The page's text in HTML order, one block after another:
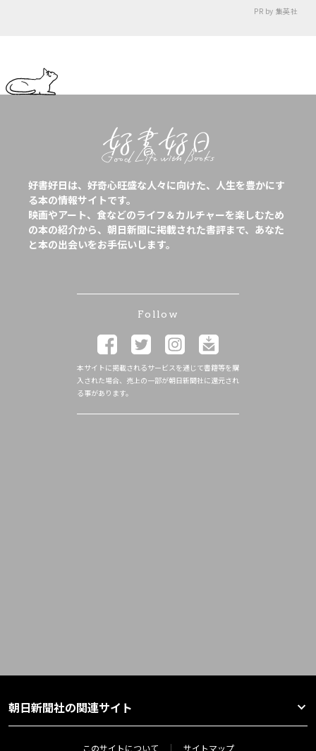
PR by 集英社
好書好日は、好奇心旺盛な人々に向けた、人生を豊かにす
る本の情報サイトです。
映画やアート、食などのライフ＆カルチャーを楽しむため
の本の紹介から、朝日新聞に掲載された書評まで、あなた
と本の出会いをお手伝いします。
Follow
本サイトに掲載されるサービスを通じて書籍等を購
入された場合、売上の一部が朝日新聞社に還元され
る事があります。
朝日新聞社の関連サイト
このサイトについて サイトマップ